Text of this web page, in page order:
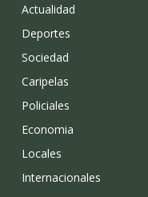
Actualidad
Deportes
Sociedad
Caripelas
Policiales
Economia
Locales
Internacionales